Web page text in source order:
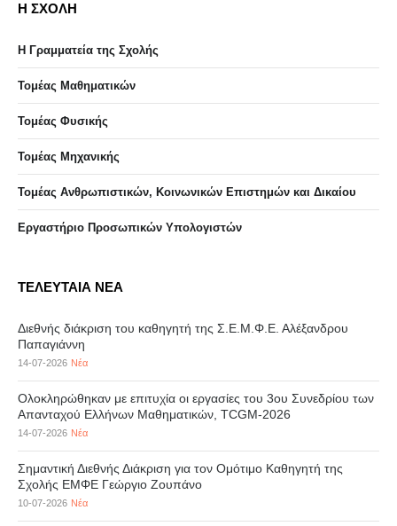
Η ΣΧΟΛΗ
Η Γραμματεία της Σχολής
Τομέας Μαθηματικών
Τομέας Φυσικής
Τομέας Μηχανικής
Τομέας Ανθρωπιστικών, Κοινωνικών Επιστημών και Δικαίου
Eργαστήριo Προσωπικών Υπολογιστών
ΤΕΛΕΥΤΑΙΑ ΝΕΑ
Διεθνής διάκριση του καθηγητή της Σ.Ε.Μ.Φ.Ε. Αλέξανδρου
Παπαγιάννη
14-07-2026 Νέα
Ολοκληρώθηκαν με επιτυχία οι εργασίες του 3ου Συνεδρίου των
Απανταχού Ελλήνων Μαθηματικών, TCGM-2026
14-07-2026 Νέα
Σημαντική Διεθνής Διάκριση για τον Ομότιμο Καθηγητή της
Σχολής ΕΜΦΕ Γεώργιο Ζουπάνο
10-07-2026 Νέα